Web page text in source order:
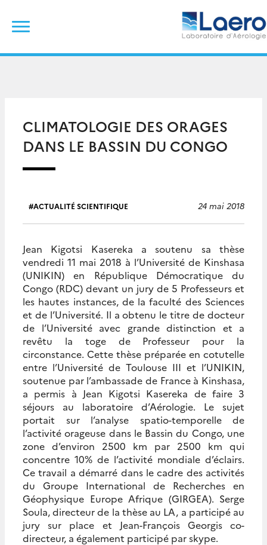
content
CLIMATOLOGIE DES ORAGES
DANS LE BASSIN DU CONGO
ACTUALITÉ SCIENTIFIQUE 24 mai 2018
Jean Kigotsi Kasereka a soutenu sa thèse
vendredi 11 mai 2018 à l’Université de Kinshasa
(UNIKIN) en République Démocratique du
Congo (RDC) devant un jury de 5 Professeurs et
les hautes instances, de la faculté des Sciences
et de l’Université. Il a obtenu le titre de docteur
de l’Université avec grande distinction et a
revêtu la toge de Professeur pour la
circonstance. Cette thèse préparée en cotutelle
entre l’Université de Toulouse III et l’UNIKIN,
soutenue par l’ambassade de France à Kinshasa,
a permis à Jean Kigotsi Kasereka de faire 3
séjours au laboratoire d’Aérologie. Le sujet
portait sur l’analyse spatio-temporelle de
l’activité orageuse dans le Bassin du Congo, une
zone d’environ 2500 km par 2500 km qui
concentre 10% de l’activité mondiale d’éclairs.
Ce travail a démarré dans le cadre des activités
du Groupe International de Recherches en
Géophysique Europe Afrique (GIRGEA). Serge
Soula, directeur de la thèse au LA, a participé au
jury sur place et Jean-François Georgis co-
directeur, a également participé par skype.